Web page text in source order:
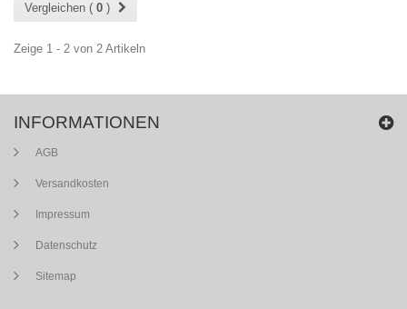
Vergleichen ( 0 )
Zeige 1 - 2 von 2 Artikeln
INFORMATIONEN
AGB
Versandkosten
Impressum
Datenschutz
Sitemap